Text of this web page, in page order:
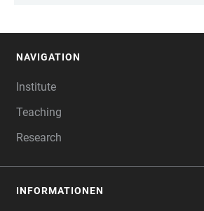
NAVIGATION
Institute
Teaching
Research
INFORMATIONEN